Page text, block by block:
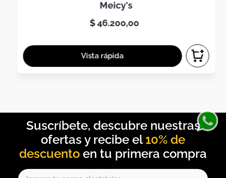
meicy's
$46.200,00
10% de
descuento